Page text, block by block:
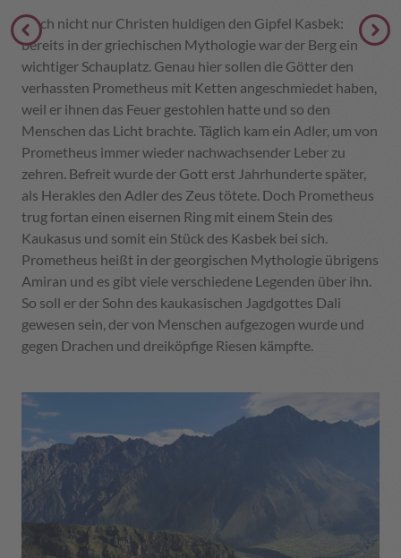
Doch nicht nur Christen huldigen den Gipfel Kasbek:
bereits in der griechischen Mythologie war der Berg ein
wichtiger Schauplatz. Genau hier sollen die Götter den
verhassten Prometheus mit Ketten angeschmiedet haben,
weil er ihnen das Feuer gestohlen hatte und so den
Menschen das Licht brachte. Täglich kam ein Adler, um von
Prometheus immer wieder nachwachsender Leber zu
zehren. Befreit wurde der Gott erst Jahrhunderte später,
als Herakles den Adler des Zeus tötete. Doch Prometheus
trug fortan einen eisernen Ring mit einem Stein des
Kaukasus und somit ein Stück des Kasbek bei sich.
Prometheus heißt in der georgischen Mythologie übrigens
Amiran und es gibt viele verschiedene Legenden über ihn.
So soll er der Sohn des kaukasischen Jagdgottes Dali
gewesen sein, der von Menschen aufgezogen wurde und
gegen Drachen und dreiköpfige Riesen kämpfte.